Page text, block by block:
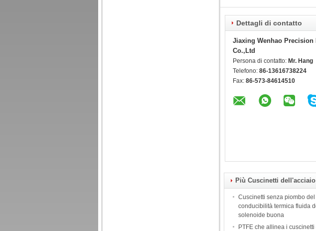
Dettagli di contatto
Jiaxing Wenhao Precision
Co.,Ltd
Persona di contatto: Mr. Hang
Telefono: 86-13616738224
Fax: 86-573-84614510
Più Cuscinetti
Cuscinetti senza piombo
conducibilità termica fluida
solenoide buona
PTFE che allinea i